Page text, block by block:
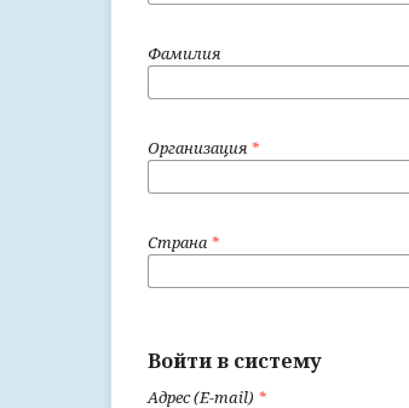
Фамилия
Организация *
Страна *
Войти в систему
Адрес (E-mail) *